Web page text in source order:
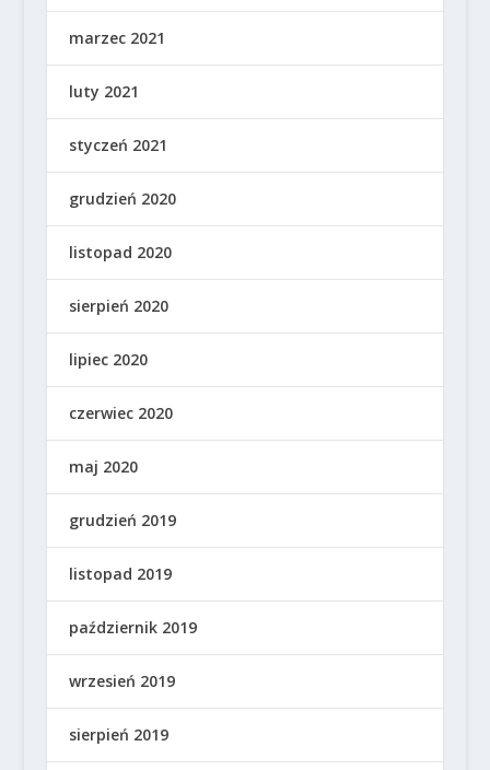
marzec 2021
luty 2021
styczeń 2021
grudzień 2020
listopad 2020
sierpień 2020
lipiec 2020
czerwiec 2020
maj 2020
grudzień 2019
listopad 2019
październik 2019
wrzesień 2019
sierpień 2019